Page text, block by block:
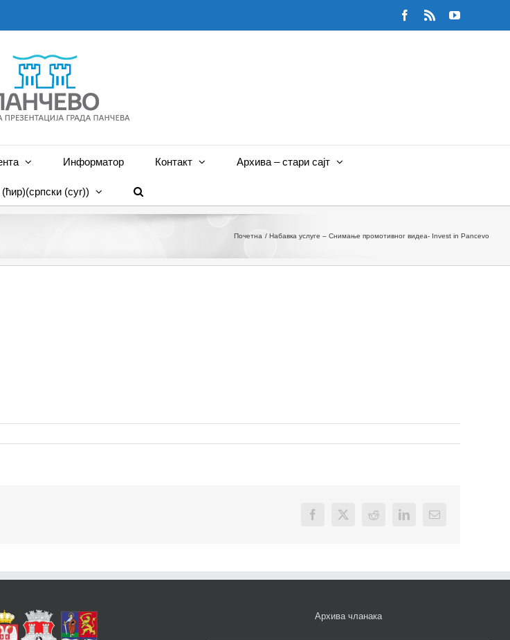
Facebook
Rss YouTube
Информатор Контакт Архива – стари сајт
(српски (cyr))
Почетна Набавка услуге – Снимањe промотивног видеа- Invest in Pancevo
Facebook
X Reddit LinkedInEmail
Архива чланака